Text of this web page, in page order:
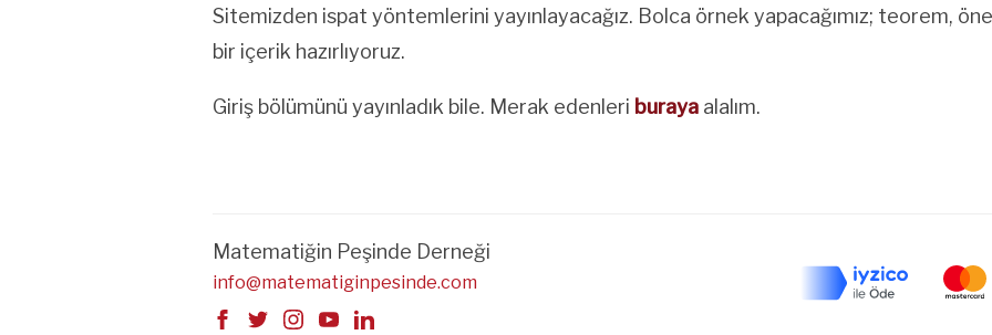
Sitemizden ispat yöntemlerini yayınlayacağız. Bolca örnek yapacağımız; teorem,
bir içerik hazırlıyoruz.
Giriş bölümünü yayınladık bile. Merak edenleri buraya alalım.
Matematiğin Peşinde Derneği
info@matematiginpesinde.com